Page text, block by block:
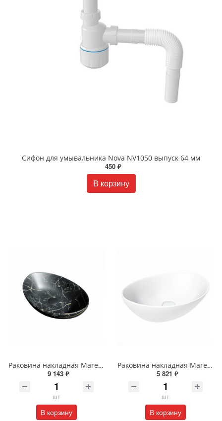
Сифон для умывальника Nova NV1050 выпуск 64 мм
450 ₽
В корзину
Раковина накладная Maretti Eleganza EN13NS48-560MR 59 см черная мраморная
9 143 ₽
шт
В корзину
Раковина накладная Maretti Eleganza EN13NS87-740 41 см белая
5 821 ₽
шт
В корзину